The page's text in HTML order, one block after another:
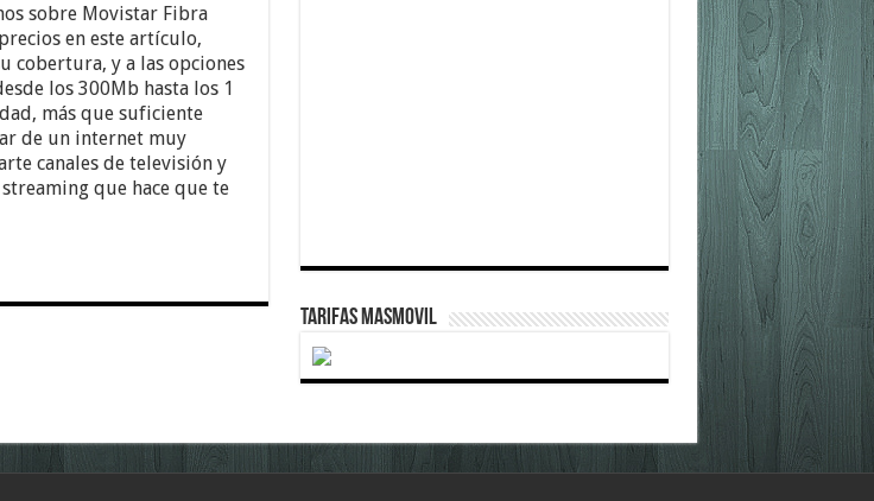
sobre Movistar Fibra
en este artículo,
cobertura, y a las opciones
los 300Mb hasta los 1
más que suficiente
de un internet muy
canales de televisión y
que hace que te
TARIFAS MASMOVIL